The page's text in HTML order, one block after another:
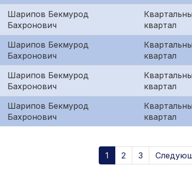
Шарипов Бекмурод
Бахронович
квартал
Шарипов Бекмурод
Бахронович
квартал
Шарипов Бекмурод
Бахронович
квартал
Шарипов Бекмурод
Бахронович
квартал
1 2 3